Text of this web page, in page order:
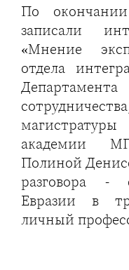
По
записали
«Мнение
отдела
академии
Полиной
разговора -
Евразии в
личный